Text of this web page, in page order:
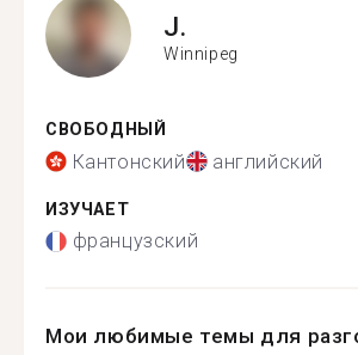
J.
Winnipeg
СВОБОДНЫЙ
Кантонский английский
ИЗУЧАЕТ
французский
Мои любимые темы для